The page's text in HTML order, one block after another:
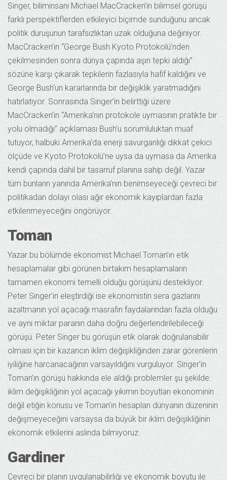
Singer, biliminsanı Michael MacCracken’in bilimsel görüşü
farklı perspektiflerden etkileyici biçimde sunduğunu ancak
politik duruşunun tarafsızlıktan uzak olduğuna değiniyor.
MacCracken’in “George Bush Kyoto Protokolü’nden
çekilmesinden sonra dünya çapında aşırı tepki aldığı”
sözüne karşı çıkarak tepkilerin fazlasıyla hafif kaldığını ve
George Bush’un kararlarında bir değişiklik yaratmadığını
hatırlatıyor. Sonrasında Singer’in belirttiği üzere
MacCracken’in “Amerika’nın protokole uymasının pratikte bir
yolu olmadığı” açıklaması Bush’u sorumluluktan muaf
tutuyor, halbuki Amerika’da enerji savurganlığı dikkat çekici
ölçüde ve Kyoto Protokolü’ne uysa da uymasa da Amerika
kendi çapında dahil bir tasarruf planına sahip değil. Yazar
tüm bunların yanında Amerika’nın benimseyeceği çevreci bir
politikadan dolayı olası ağır ekonomik kayıplardan fazla
etkilenmeyeceğini öngörüyor.
Toman
Yazar bu bölümde ekonomist Michael Toman’ın etik
hesaplamalar gibi görünen birtakım hesaplamaların
tamamen ekonomi temelli olduğu görüşünü destekliyor.
Peter Singer’in eleştirdiği ise ekonomistin sera gazlarını
azaltmanın yol açacağı masrafın faydalarından fazla olduğu
ve aynı miktar paranın daha doğru değerlendirilebileceği
görüşü. Peter Singer bu görüşün etik olarak doğrulanabilir
olması için bir kazancın iklim değişikliğinden zarar görenlerin
iyiliğine harcanacağının varsayıldığını vurguluyor. Singer’in
Toman’ın görüşü hakkında ele aldığı problemler şu şekilde:
iklim değişikliğinin yol açacağı yıkımın boyutları ekonominin
değil etiğin konusu ve Toman’ın hesapları dünyanın düzeninin
değişmeyeceğini varsaysa da büyük bir iklim değişikliğinin
ekonomik etkilerini aslında bilmiyoruz.
Gardiner
Çevreci bir planın uygulanabilirliği ve ekonomik boyutu ile